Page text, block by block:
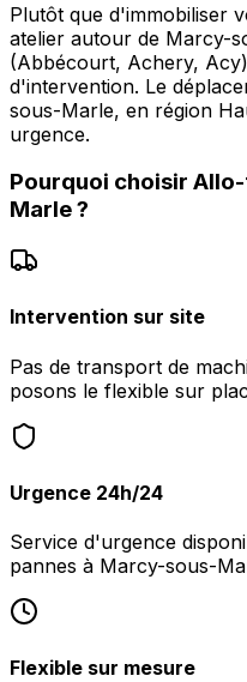
Plutôt que d'immobiliser
atelier autour de Marcy-
(Abbécourt, Achery,
d'intervention. Le
sous-Marle, en région
urgence.
Pourquoi choisir
Marle?
Intervention sur site
Pas de transport de
posons le flexible sur
Urgence 24h/24
Service d'urgence
pannes à Marcy-sous-
Flexible sur mesure